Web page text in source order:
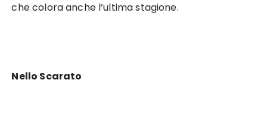
che colora anche l’ultima stagione.
Nello Scarato